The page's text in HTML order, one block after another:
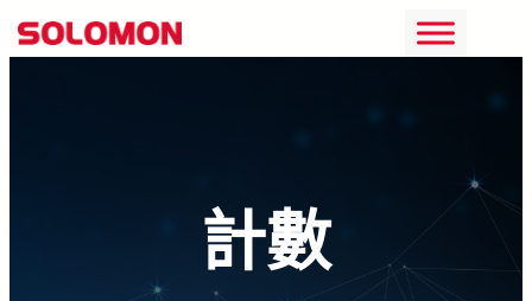
跳
計數